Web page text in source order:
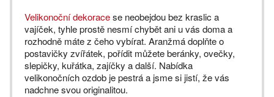
Velikonoční dekoracese neobejdou bez kraslic a
vajíček, tyhle prostě nesmí chybět ani u vás doma a
rozhodně máte z čeho vybírat. Aranžmá doplňte o
postavičky zvířátek, pořídit můžete beránky, ovečky,
slepičky, kuřátka, zajíčky a další. Nabídka
velikonočních ozdob je pestrá a jsme si jistí, že vás
nadchne svou originalitou.